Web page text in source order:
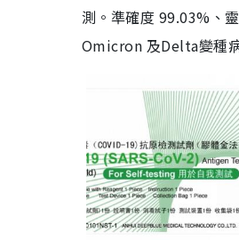
測。準確度 99.03%、
Omicron 及Delta變種